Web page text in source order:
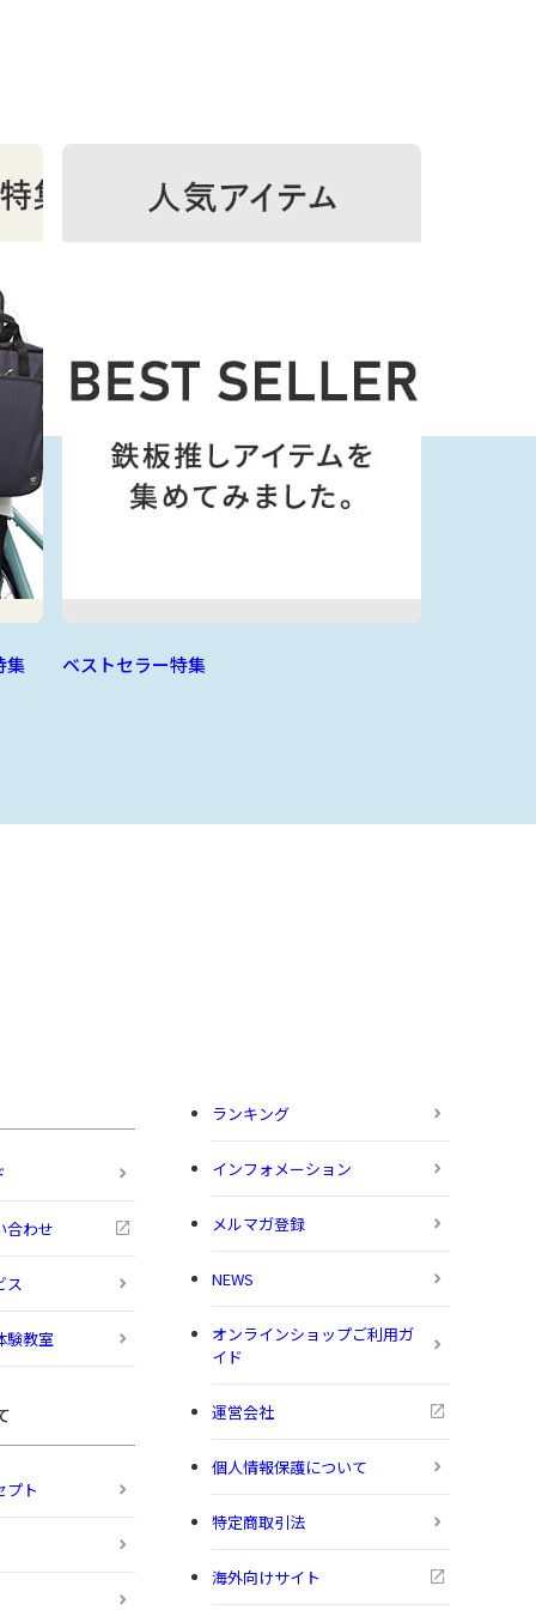
集 ベストセラー特集
合わせ
ス
験教室
プト
ランキング
インフォメーション
メルマガ登録
NEWS
オンラインショップご利用ガ
イド
運営会社
個人情報保護について
特定商取引法
海外向けサイト